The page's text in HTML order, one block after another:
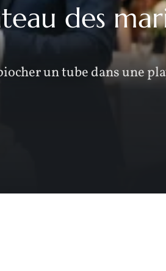
des
un tube dans une